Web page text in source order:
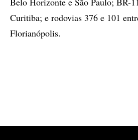
Curitiba; e rodovias 376 e 101
Florianópolis.